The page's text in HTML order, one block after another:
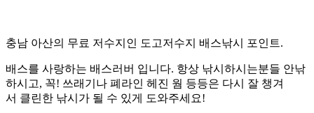
충남 아산의 무료 저수지인 도고저수지 배스낚시 포인트.
배스를 사랑하는 배스러버 입니다. 항상 낚시하시는분들 안낚
하시고, 꼭! 쓰래기나 폐라인 헤진 웜 등등은 다시 잘 챙겨
서 클린한 낚시가 될 수 있게 도와주세요!